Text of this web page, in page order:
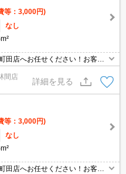
等：3,000円)
なし
店へお任せください！お客様
介可能です！！お引越しのプロ
す！！★
間店
詳細を見る
等：3,000円)
なし
店へお任せください！お客様